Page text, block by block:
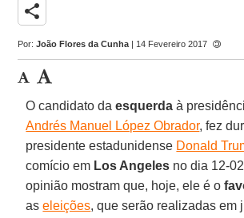
share
Por:João Flores da Cunha | 14 Fevereiro 2017
O candidato daesquerda à
Andrés Manuel López Obrador, fez
presidente estadunidense Donald
comício em Los Angeles no dia 12-
opinião mostram que, hoje, ele é o
aseleições, que serão realizadas em